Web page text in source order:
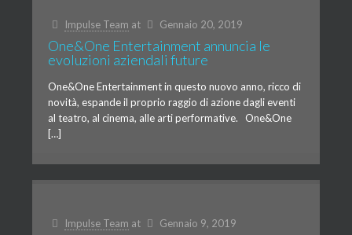
Impulse Team at Gennaio 20, 2019
One&One Entertainment annuncia le
evoluzioni aziendali future
One&One Entertainment in questo nuovo anno, ricco di
novità, espande il proprio raggio di azione dagli eventi
al teatro, al cinema, alle arti performative. One&One
[…]
Impulse Team at Gennaio 9, 2019